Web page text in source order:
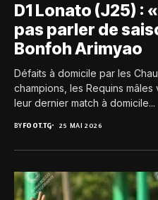
D1 Lonato (J25) :
pas parler de
Bonfoh Arimyao
Défaits à domicile par les
champions, les Requins
leur dernier match à domicile...
BYFOOT.TG 25 MAI 2026